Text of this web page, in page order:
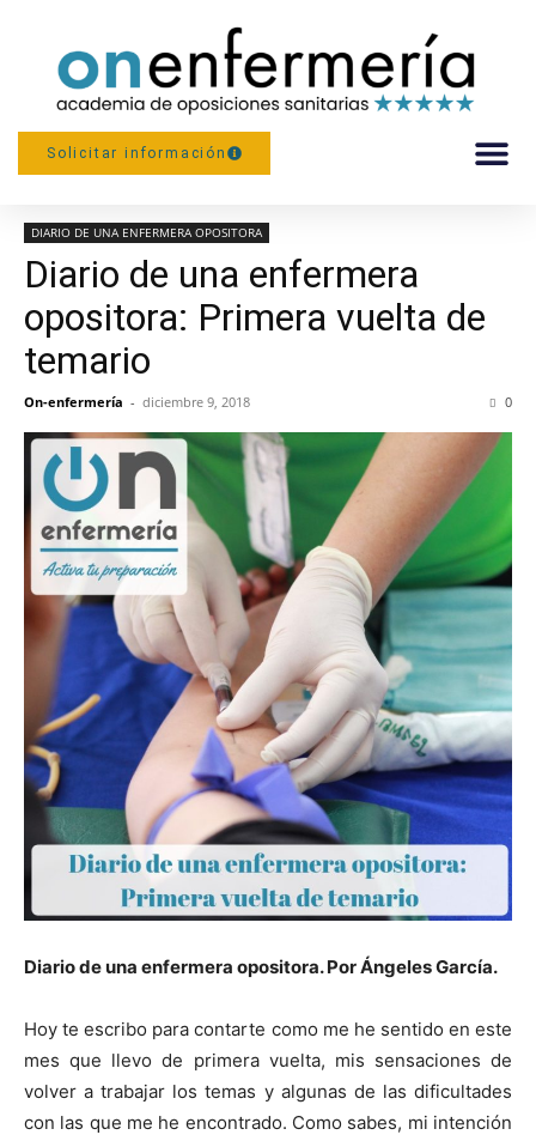
Solicitar información
--Activa tu matrícula, comienza tu preparación.
Más de 1.700 opositoras luchando por su plaza--
DIARIO DE UNA ENFERMERA OPOSITORA
Diario de una enfermera
opositora: Primera vuelta de
temario
On-enfermería - diciembre 9, 2018 0
Diario de una enfermera opositora. Por Ángeles García.
Hoy te escribo para contarte como me he sentido en este
mes que llevo de primera vuelta, mis sensaciones de
volver a trabajar los temas y algunas de las dificultades
con las que me he encontrado. Como sabes, mi intención